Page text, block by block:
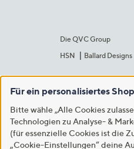
Die QVC Group
HSN
Ballard Designs
Für ein personalisiertes
Bitte wähle „Alle Cookies
Technologien zu Analyse- &
(für essenzielle Cookies ist die
„Cookie-Einstellungen“ deine